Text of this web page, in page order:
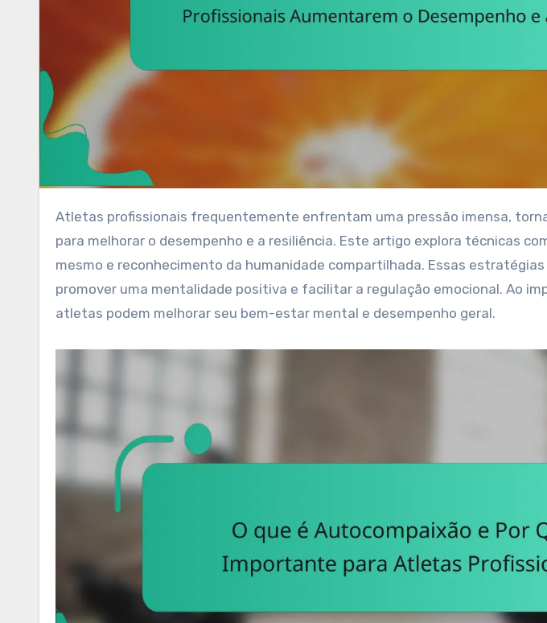
Atletas profissionais frequentemente enfrentam uma pressão imensa, tornando a autocompaixão essencial
para melhorar o desempenho e a resiliência. Este artigo explora técnicas
mesmo e reconhecimento da humanidade compartilhada. Essas
promover uma mentalidade positiva e facilitar a regulação emocional. Ao
atletas podem melhorar seu bem-estar mental e desempenho geral.